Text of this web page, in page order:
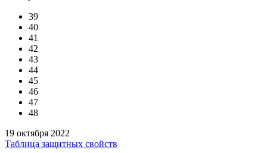
39
40
41
42
43
44
45
46
47
48
19 октября 2022
Таблица защитных свойств